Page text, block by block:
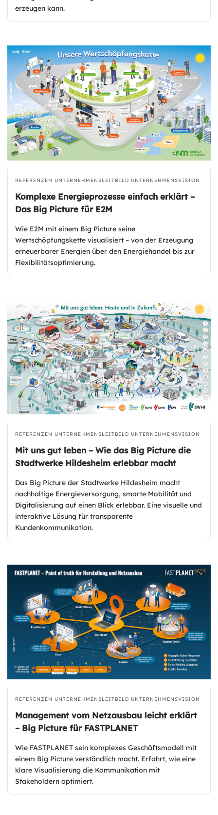
erzeugen kann.
REFERENZEN UNTERNEHMENSLEITBILD UNTERNEHMENSVISION
Komplexe Energieprozesse einfach erklärt –
Das Big Picture für E2M
Wie E2M mit einem Big Picture seine
Wertschöpfungskette visualisiert – von der Erzeugung
erneuerbarer Energien über den Energiehandel bis zur
Flexibilitätsoptimierung.
REFERENZEN UNTERNEHMENSLEITBILD UNTERNEHMENSVISION
Mit uns gut leben – Wie das Big Picture die
Stadtwerke Hildesheim erlebbar macht
Das Big Picture der Stadtwerke Hildesheim macht
nachhaltige Energieversorgung, smarte Mobilität und
Digitalisierung auf einen Blick erlebbar. Eine visuelle und
interaktive Lösung für transparente
Kundenkommunikation.
REFERENZEN UNTERNEHMENSLEITBILD UNTERNEHMENSVISION
Management vom Netzausbau leicht erklärt
– Big Picture für FASTPLANET
Wie FASTPLANET sein komplexes Geschäftsmodell mit
einem Big Picture verständlich macht. Erfahrt, wie eine
klare Visualisierung die Kommunikation mit
Stakeholdern optimiert.